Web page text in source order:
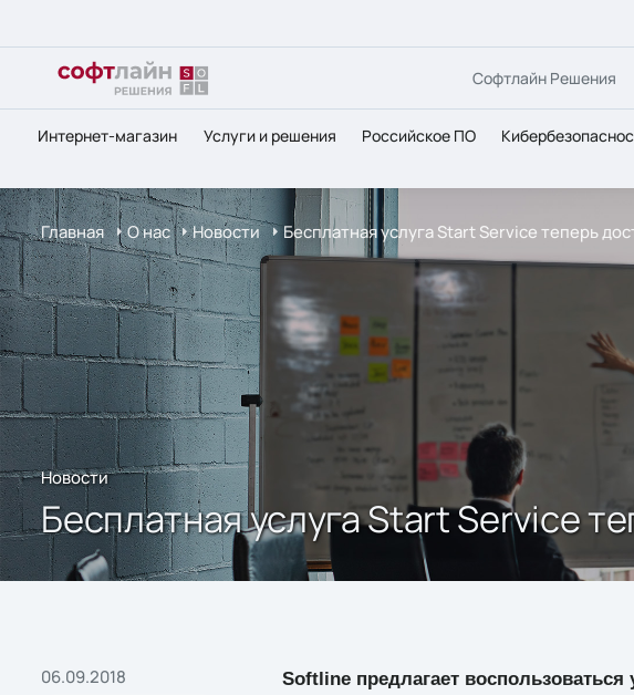
Софтлайн Решения
Интернет-магазин Услуги и решения Российское ПО
Главная О нас Новости Бесплатная услуга Start Service теперь
Новости
Бесплатная услуга Start Service
06.09.2018
Softline предлагает